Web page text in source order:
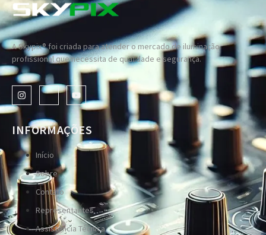
A Skypix® foi criada para atender o mercado de iluminação
profissional que necessita de qualidade e segurança.
INFORMAÇÕES
Início
Sobre
Contato
Representantes
Assistência Técnica